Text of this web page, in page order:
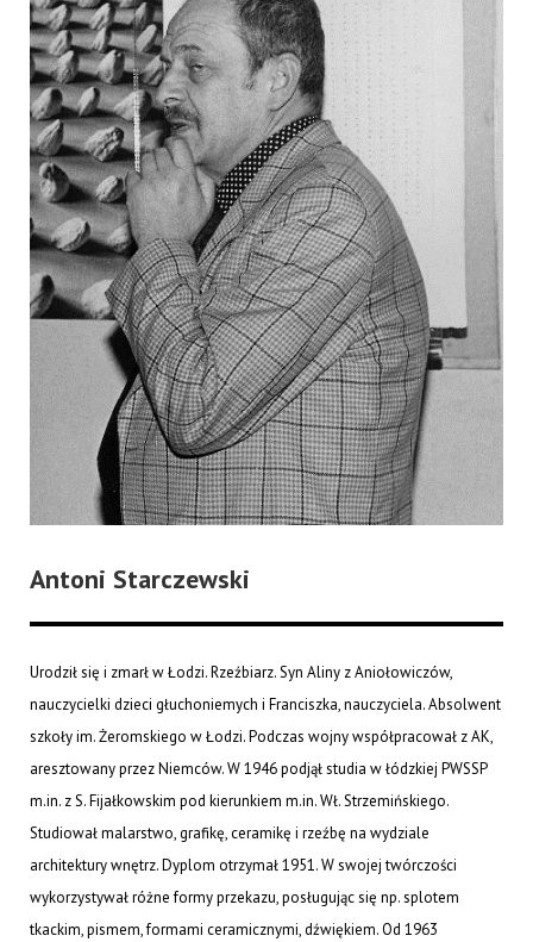
Antoni Starczewski
Urodził się i zmarł w Łodzi. Rzeźbiarz. Syn Aliny z Aniołowiczów,
nauczycielki dzieci głuchoniemych i Franciszka, nauczyciela. Absolwent
szkoły im. Żeromskiego w Łodzi. Podczas wojny współpracował z AK,
aresztowany przez Niemców. W 1946 podjął studia w łódzkiej PWSSP
m.in. z S. Fijałkowskim pod kierunkiem m.in. Wł. Strzemińskiego.
Studiował malarstwo, grafikę, ceramikę i rzeźbę na wydziale
architektury wnętrz. Dyplom otrzymał 1951. W swojej twórczości
wykorzystywał różne formy przekazu, posługując się np. splotem
tkackim, pismem, formami ceramicznymi, dźwiękiem. Od 1963